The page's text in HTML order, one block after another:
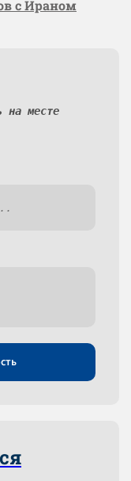
с Ираном
на месте